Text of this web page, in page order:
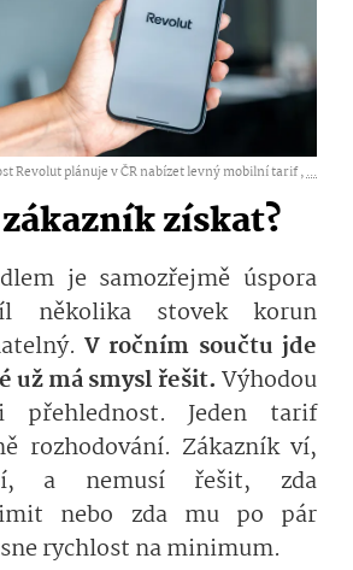
Revolut plánuje v ČR nabízet levný mobilní tarif ,...
získat?
je samozřejmě úspora
několika stovek korun
V ročním součtu jde
už má smysl řešit. Výhodou
Jeden tarif
rozhodování. Zákazník ví,
a nemusí řešit, zda
nebo zda mu po pár
rychlost na minimum.